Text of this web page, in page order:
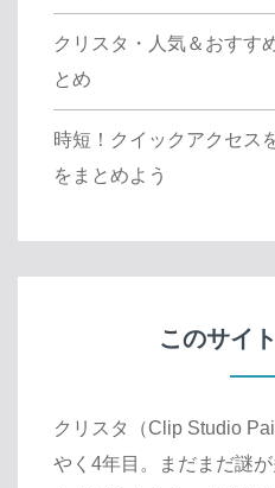
クリスタ・人気＆おすす
とめ
時短！クイックアクセス
をまとめよう
このサイ
クリスタ（Clip Studio
やく4年目。まだまだ謎